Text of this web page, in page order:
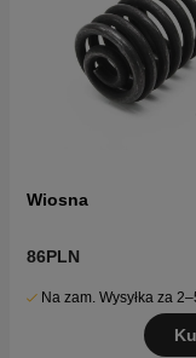
Wiosna
86PLN
Na zam. Wysyłka za